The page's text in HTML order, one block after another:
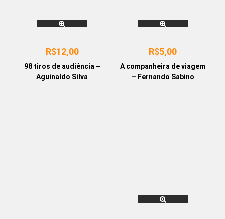
R$12,00
98 tiros de audiência –
Aguinaldo Silva
R$5,00
A companheira de viagem
– Fernando Sabino